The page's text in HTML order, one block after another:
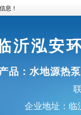
息！
沂泓安
品： 水地源热泵
企业地址：临